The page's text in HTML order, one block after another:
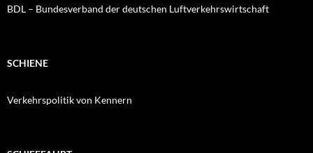
BDL – Bundesverband der deutschen Luftverkehrswirtschaft
SCHIENE
Verkehrspolitik von Kennern